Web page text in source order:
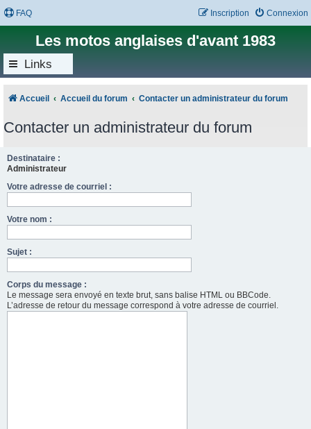
FAQ Connexion
Inscription
Les motos anglaises d'avant 1983
Links
Accueil Accueil du forum Contacter un administrateur du forum
Contacter un administrateur du forum
Destinataire :
Administrateur
Votre adresse de courriel :
Votre nom :
Sujet :
Corps du message :
Le message sera envoyé en texte brut, sans balise HTML ou BBCode.
L’adresse de retour du message correspond à votre adresse de courriel.